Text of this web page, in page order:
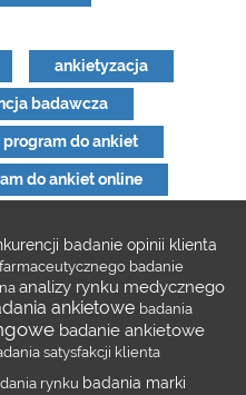
ankietyzacja
badawcza
program do ankiet
do ankiet online
badanie opinii klienta
badanie
analizy rynku medycznego
ankietowe badania
badanie ankietowe
satysfakcji klienta
rynku badania marki